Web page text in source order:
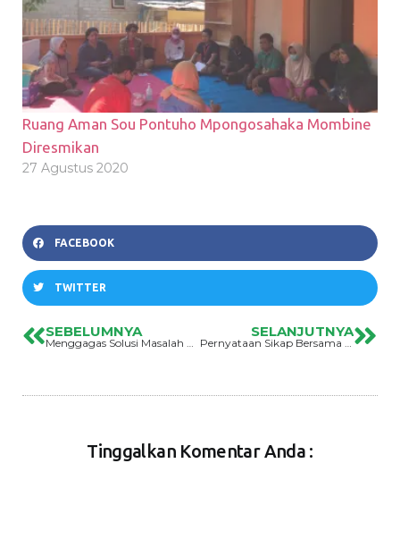
Ruang Aman Sou Pontuho Mpongosahaka Mombine
Diresmikan
27 Agustus 2020
FACEBOOK
TWITTER
SEBELUMNYA SELANJUTNYA
Tinggalkan Komentar Anda :